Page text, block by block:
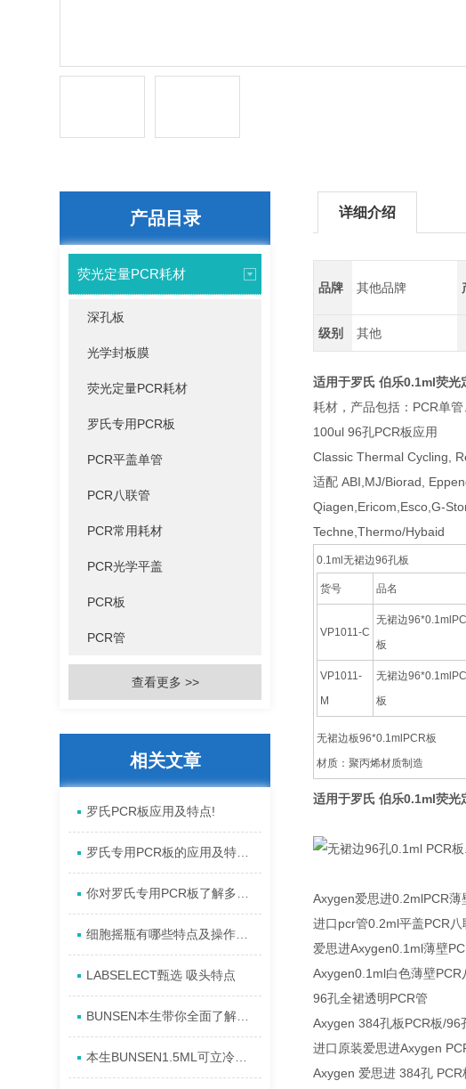
产品目录
荧光定量PCR耗材
深孔板
光学封板膜
荧光定量PCR耗材
罗氏专用PCR板
PCR平盖单管
PCR八联管
PCR常用耗材
PCR光学平盖
PCR板
PCR管
查看更多 >>
相关文章
罗氏PCR板应用及特点!
LABSELECT甄选 吸头特点
详细介绍
品牌 其他品牌
级别 其他
适用于罗氏 伯乐0.1ml荧光
耗材，产品包括：PCR单
100ul 96孔PCR板应用
Classic Thermal Cycling,
适配 ABI,MJ/Biorad,
Qiagen,Ericom,Esco,G-
Techne,Thermo/Hybaid
0.1ml无裙边96孔板
货号 品名
VP1011-C
无裙边
板
VP1011-
M
无裙边
板
无裙边板96*0.1mlPCR板
材质：聚丙烯材质制造
适用于罗氏 伯乐0.1ml荧光
Axygen爱思进0.2mlPCR薄
进口pcr管0.2ml平盖PCR八
爱思进Axygen0.1ml薄壁
Axygen0.1ml白色薄壁PCR
96孔全裙透明PCR管
Axygen 384孔板PCR板/96
进口原装爱思进Axygen
Axygen 爱思进 384孔 PCR